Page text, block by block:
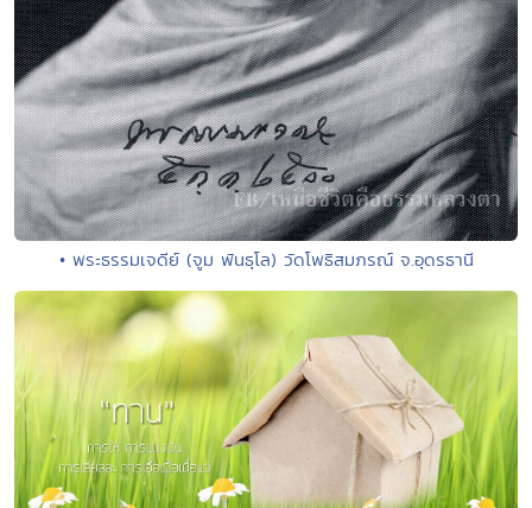
• พระธรรมเจดีย์ (จูม พันธุโล) วัดโพธิสมภรณ์ จ.อุดรธานี